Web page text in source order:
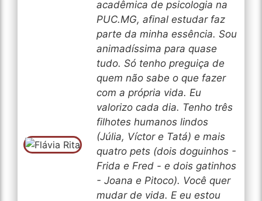
acadêmica de psicologia na
PUC.MG, afinal estudar faz
parte da minha essência. Sou
animadíssima para quase
tudo. Só tenho preguiça de
quem não sabe o que fazer
com a própria vida. Eu
valorizo cada dia. Tenho três
filhotes humanos lindos
(Júlia, Víctor e Tatá) e mais
quatro pets (dois doguinhos -
Frida e Fred - e dois gatinhos
- Joana e Pitoco). Você quer
mudar de vida. E eu estou